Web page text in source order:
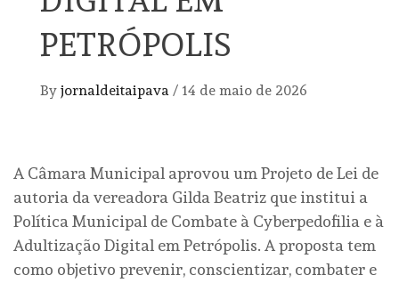
PETRÓPOLIS
By jornaldeitaipava / 14 de maio de 2026
A Câmara Municipal aprovou um Projeto de Lei de
autoria da vereadora Gilda Beatriz que institui a
Política Municipal de Combate à Cyberpedofilia e à
Adultização Digital em Petrópolis. A proposta tem
como objetivo prevenir, conscientizar, combater e